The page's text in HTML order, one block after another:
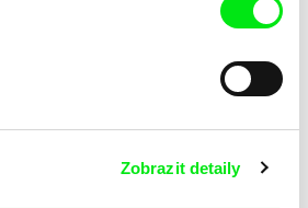
Zobrazit detaily
Paula Rodríguez Polanco